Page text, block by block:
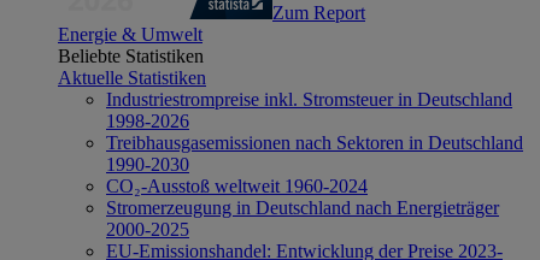
Zum Report
Energie & Umwelt
Beliebte Statistiken
Aktuelle Statistiken
Industriestrompreise inkl. Stromsteuer in Deutschland
1998-2026
Treibhausgasemissionen nach Sektoren in Deutschland
1990-2030
CO₂-Ausstoß weltweit 1960-2024
Stromerzeugung in Deutschland nach Energieträger
2000-2025
EU-Emissionshandel: Entwicklung der Preise 2023-